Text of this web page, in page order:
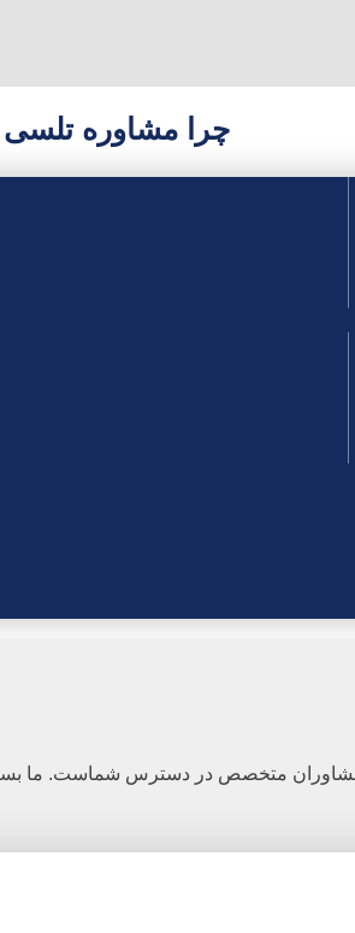
چرا مشاوره تلسی
متخصص در دسترس شماست. ما بستر